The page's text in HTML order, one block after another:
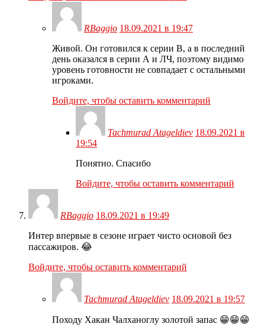
RBaggio 18.09.2021 в 19:47
Живой. Он готовился к серии В, а в последний
день оказался в серии А и ЛЧ, поэтому видимо
уровень готовности не совпадает с остальными
игроками.
Войдите, чтобы оставить комментарий
Tachmurad Atageldiev 18.09.2021 в
19:54
Понятно. Спасибо
Войдите, чтобы оставить комментарий
RBaggio 18.09.2021 в 19:49
Интер впервые в сезоне играет чисто основой без
пассажиров. 😂
Войдите, чтобы оставить комментарий
Tachmurad Atageldiev 18.09.2021 в 19:57
Походу Хакан Чалханоглу золотой запас 😁😁😁